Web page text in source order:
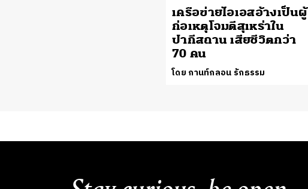
เครือข่ายไอเอสอ้างเป็นผู้
ก่อเหตุโจมตีสุเหร่าใน
ปากีสถาน เสียชีวิตกว่า
70 คน
โดย กานท์กลอน รักธรรม